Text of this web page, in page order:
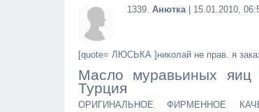
1339. Анютка| 15.01.2010,
[quote= ЛЮСЬКА ]николай не прав. я
Масло муравьиных яиц
Турция
ОРИГИНАЛЬНОЕ ФИРМЕННОЕ